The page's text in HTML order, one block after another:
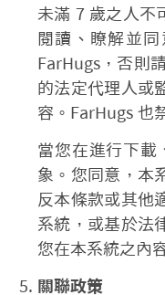
未滿 7 歲之人不
閱讀、瞭解並
FarHugs，否則
的法定代理人或
容。FarHugs 也
當您在進行下載
象。您同意，本
反本條款或其他
系統，或基於法
您在本系統之內
關聯政策